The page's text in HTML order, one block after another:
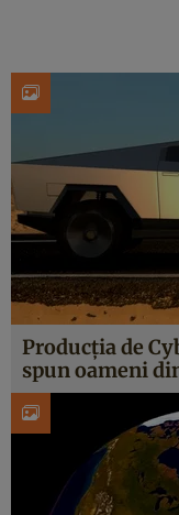
Producția de
spun oameni